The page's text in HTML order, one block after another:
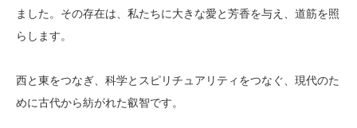
ました。その存在は、私たちに大きな愛と芳香を与え、道筋を照
らします。
西と東をつなぎ、科学とスピリチュアリティをつなぐ、現代のた
めに古代から紡がれた叡智です。